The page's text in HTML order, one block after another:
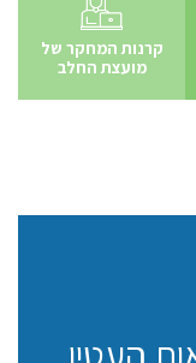
קרנות המחקר של
מועצת החלב